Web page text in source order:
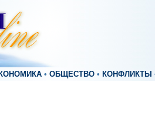
• ОБЩЕСТВО • КОНФЛИКТЫ